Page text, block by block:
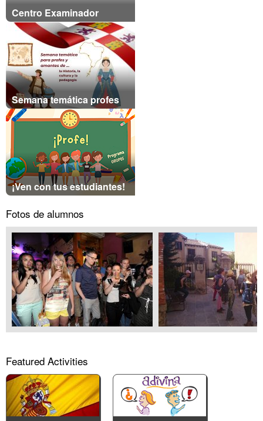
Centro Examinador
Semana temática profes
¡Ven con tus estudiantes!
Fotos de alumnos
Featured Activities